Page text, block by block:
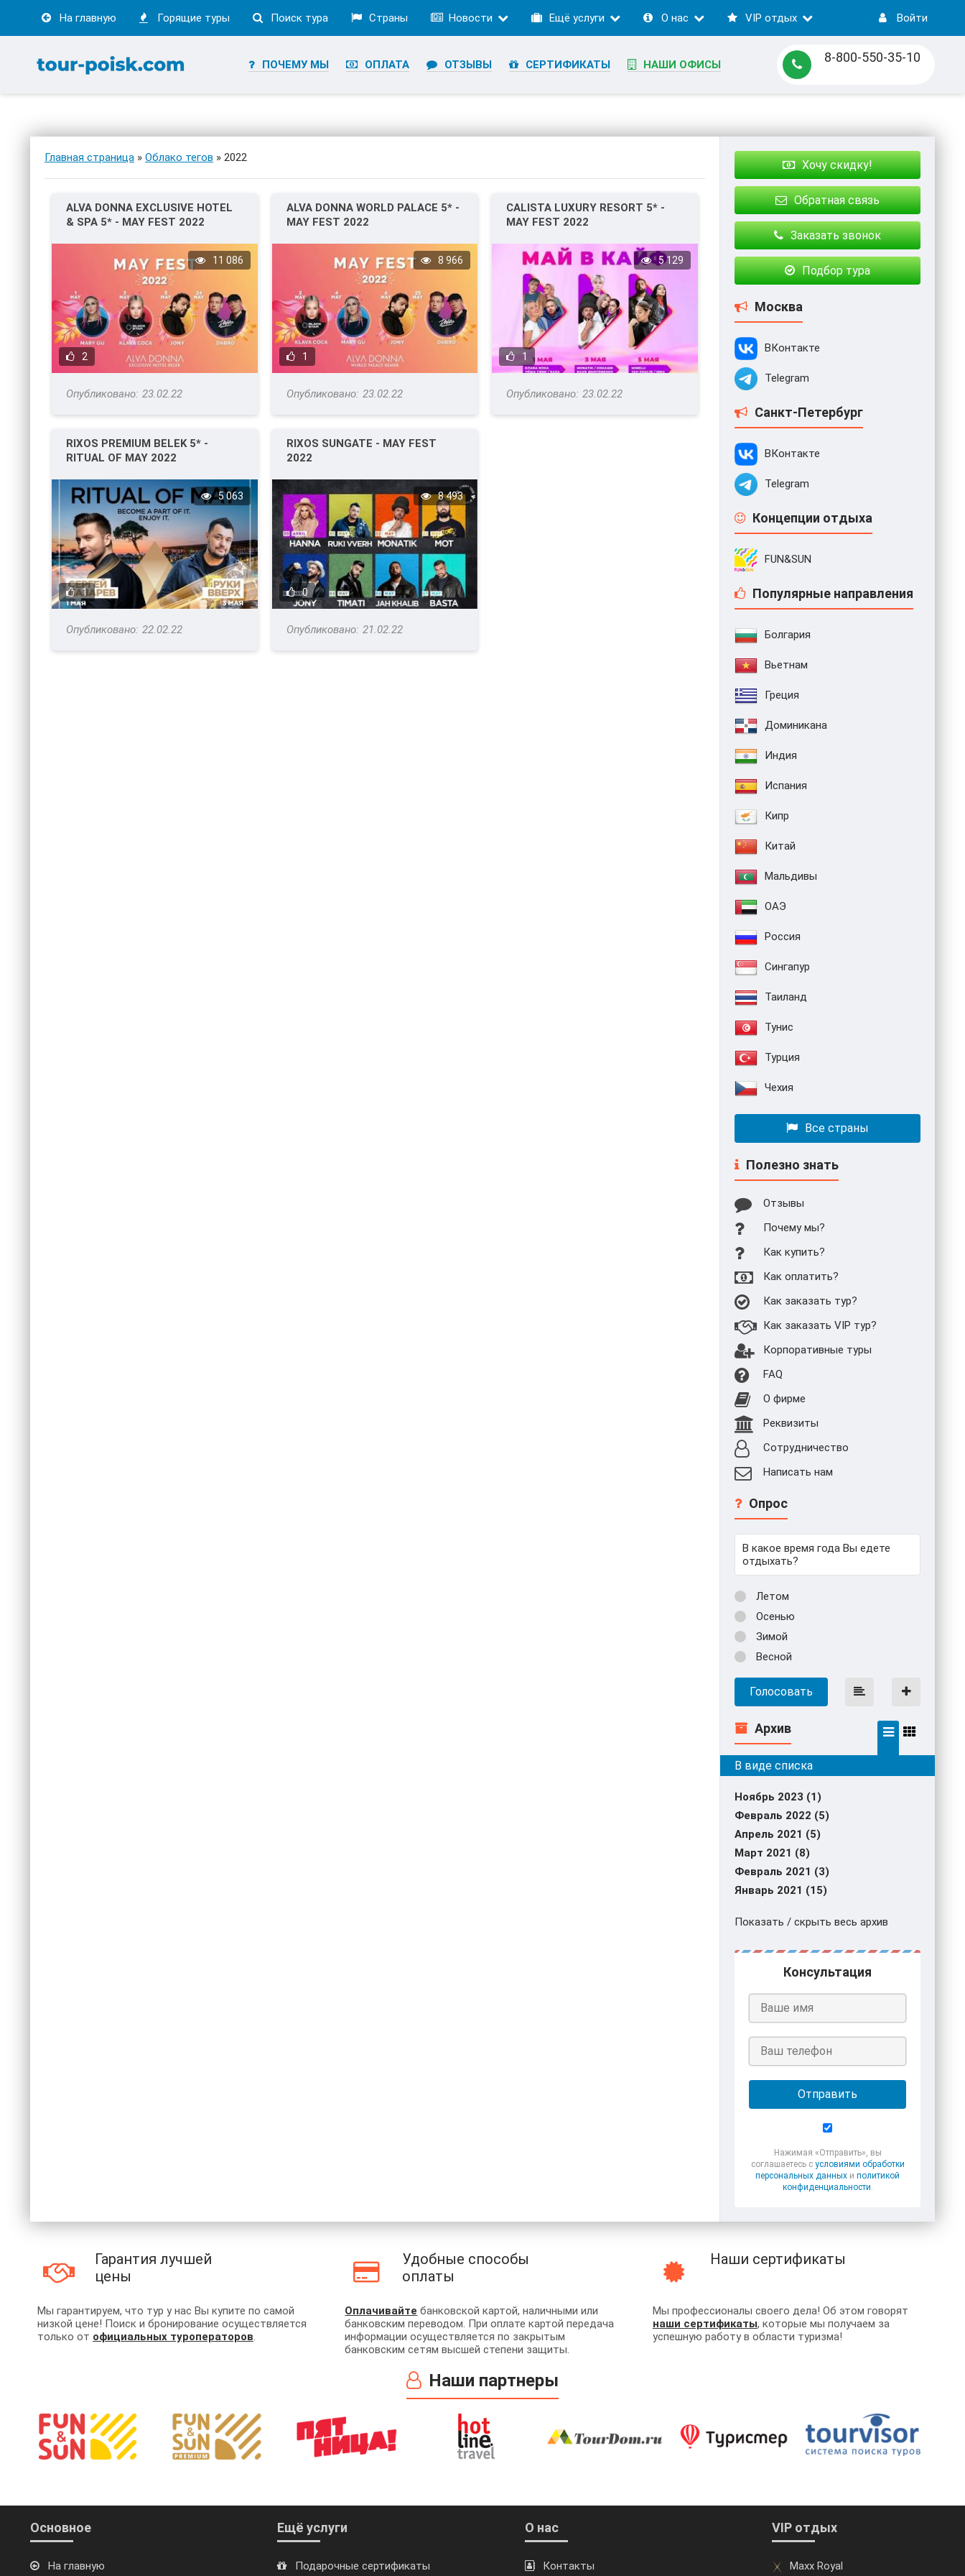
На главную Горящие туры Поиск тура Страны Новости Ещё услуги О нас VIP отдых Войти
ПОЧЕМУ МЫ ОПЛАТА ОТЗЫВЫ СЕРТИФИКАТЫ НАШИ ОФИСЫ 8-800-550-35-10
Главная страница » Облако тегов » 2022
ALVA DONNA EXCLUSIVE HOTEL
& SPA 5* - MAY FEST 2022
2
11 086
23.02.22
ALVA DONNA WORLD PALACE 5* -
MAY FEST 2022
1
8 966
23.02.22
CALISTA LUXURY RESORT 5* -
MAY FEST 2022
1
5 129
23.02.22
RIXOS PREMIUM BELEK 5* -
RITUAL OF MAY 2022
1
5 063
22.02.22
RIXOS SUNGATE - MAY FEST
2022
0
8 493
21.02.22
Хочу скидку!
Обратная связь
Заказать звонок
Подбор тура
Москва
ВКонтакте
Telegram
Санкт-Петербург
ВКонтакте
Telegram
Концепции отдыха
FUN&SUN
Популярные направления
Болгария
Вьетнам
Греция
Доминикана
Индия
Испания
Кипр
Китай
Мальдивы
ОАЭ
Россия
Сингапур
Таиланд
Тунис
Турция
Чехия
Все страны
Полезно знать
Отзывы
Почему мы?
Как купить?
Как оплатить?
Как заказать тур?
Как заказать VIP тур?
Корпоративные туры
FAQ
О фирме
Реквизиты
Сотрудничество
Написать нам
Опрос
В какое время года Вы едете
отдыхать?
Летом
Осенью
Зимой
Весной
Голосовать
Архив
Ноябрь 2023 (1)
Февраль 2022 (5)
Апрель 2021 (5)
Март 2021 (8)
Февраль 2021 (3)
Январь 2021 (15)
Показать / скрыть весь архив
Консультация
Отправить
Нажимая «Отправить», вы
соглашаетесь с условиями обработки
персональных данных и политикой
конфиденциальности.
Гарантия лучшей
цены
Мы гарантируем, что тур у нас Вы купите по самой
низкой цене! Поиск и бронирование осуществляется
только от официальных туроператоров.
Удобные способы
оплаты
Оплачивайте банковской картой, наличными или
банковским переводом. При оплате картой передача
информации осуществляется по закрытым
банковским сетям высшей степени защиты.
Наши сертификаты
Мы профессионалы своего дела! Об этом говорят
наши сертификаты, которые мы получаем за
успешную работу в области туризма!
Наши партнеры
Основное
На главную
Ещё услуги
Подарочные сертификаты
О нас
Контакты
VIP отдых
Maxx Royal